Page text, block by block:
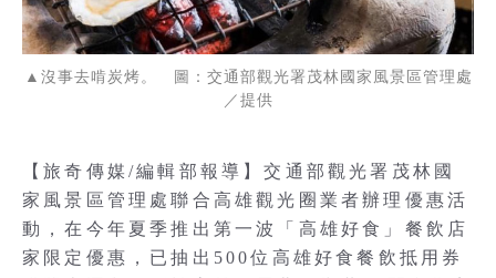
▲沒事去啃炭烤。 圖：交通部觀光署茂林國家風景區管理處
／提供
【旅奇傳媒/編輯部報導】交通部觀光署茂林國
家風景區管理處聯合高雄觀光圈業者辦理優惠活
動，在今年夏季推出第一波「高雄好食」餐飲店
家限定優惠，已抽出500位高雄好食餐飲抵用券